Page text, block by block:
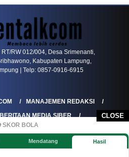
CLOSE
SKOR BOLA
Mendatang Hasil
Blackjack Masih Menjadi Pilihan
RW 012/004, Desa Srimenanti,
Kabupaten Lampung,
| Telp: 0857-0916-6915
MANAJEMEN REDAKSI
MEDIA SIBER
RAMAH ANAK
KEBIJAKAN IKLAN / ADVERTORIAL